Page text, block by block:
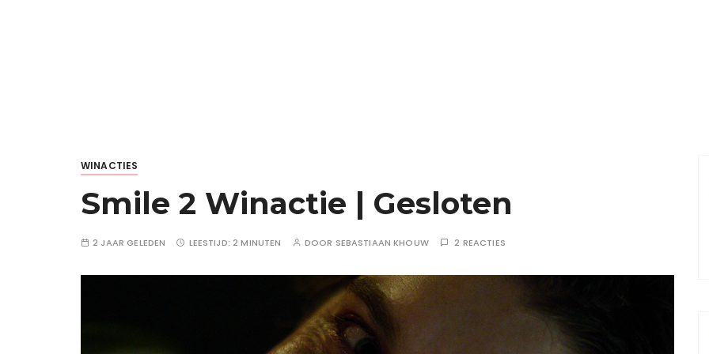
WINACTIES
Smile 2 Winactie | Gesloten
2 JAAR GELEDEN LEESTIJD:2 MINUTEN DOOR SEBASTIAAN KHOUW 2 REACTIES